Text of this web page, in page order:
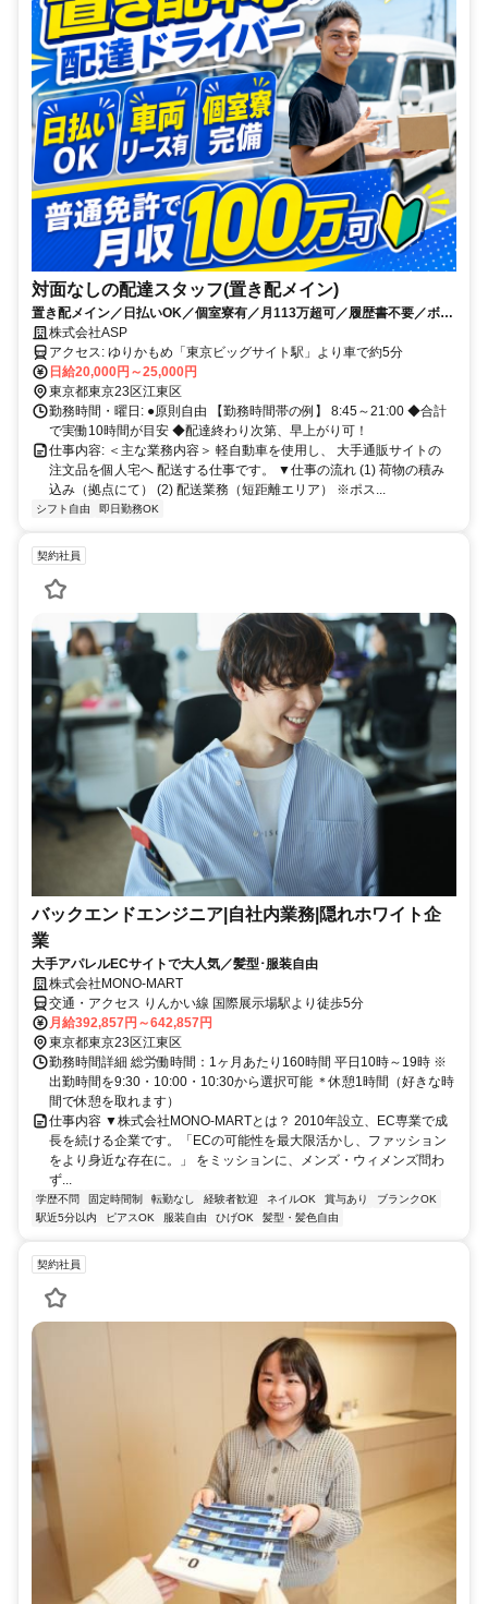
対面なしの配達スタッフ(置き配メイン)
置き配メイン／日払いOK／個室寮有／月113万超可／履歴書不要／ボー
ナス支給あり
株式会社ASP
アクセス: ゆりかもめ「東京ビッグサイト駅」より車で約5分
日給20,000円～25,000円
東京都東京23区江東区
勤務時間・曜日: ●原則自由 【勤務時間帯の例】 8:45～21:00 ◆合計
で実働10時間が目安 ◆配達終わり次第、早上がり可！
仕事内容: ＜主な業務内容＞ 軽自動車を使用し、 大手通販サイトの
注文品を個人宅へ 配送する仕事です。 ▼仕事の流れ (1) 荷物の積み
込み（拠点にて） (2) 配送業務（短距離エリア） ※ポス...
シフト自由 即日勤務OK
契約社員
バックエンドエンジニア|自社内業務|隠れホワイト企
業
大手アパレルECサイトで大人気／髪型･服装自由
株式会社MONO‐MART
交通・アクセス りんかい線 国際展示場駅より徒歩5分
月給392,857円～642,857円
東京都東京23区江東区
勤務時間詳細 総労働時間：1ヶ月あたり160時間 平日10時～19時 ※
出勤時間を9:30・10:00・10:30から選択可能 ＊休憩1時間（好きな時
間で休憩を取れます）
仕事内容 ▼株式会社MONO-MARTとは？ 2010年設立、EC専業で成
長を続ける企業です。「ECの可能性を最大限活かし、ファッション
をより身近な存在に。」 をミッションに、メンズ・ウィメンズ問わ
ず...
学歴不問 固定時間制 転勤なし 経験者歓迎 ネイルOK 賞与あり
ブランクOK
駅近5分以内
ピアスOK 服装自由 ひげOK 髪型・髪色自由
契約社員